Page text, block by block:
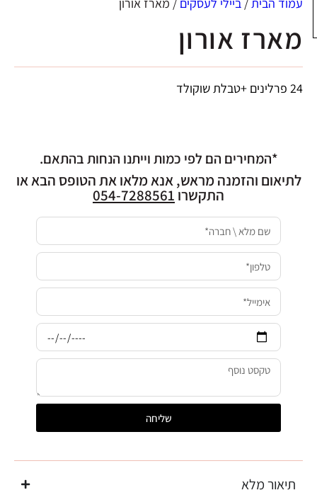
מארז אורון
24 פרלינים +טבלת שוקולד
*המחירים הם לפי כמות וייתנו הנחות בהתאם.
לתיאום והזמנה מראש, אנא מלאו את הטופס הבא או
התקשרו054-7288561
שליחה
תיאור מלא